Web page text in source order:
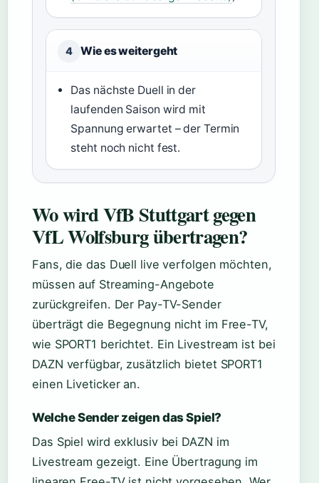
4 Wie es weitergeht
Das nächste Duell in der
laufenden Saison wird mit
Spannung erwartet – der Termin
steht noch nicht fest.
Wo wird VfB Stuttgart gegen
VfL Wolfsburg übertragen?
Fans, die das Duell live verfolgen möchten,
müssen auf Streaming-Angebote
zurückgreifen. Der Pay-TV-Sender
überträgt die Begegnung nicht im Free-TV,
wie SPORT1 berichtet. Ein Livestream ist bei
DAZN verfügbar, zusätzlich bietet SPORT1
einen Liveticker an.
Welche Sender zeigen das Spiel?
Das Spiel wird exklusiv bei DAZN im
Livestream gezeigt. Eine Übertragung im